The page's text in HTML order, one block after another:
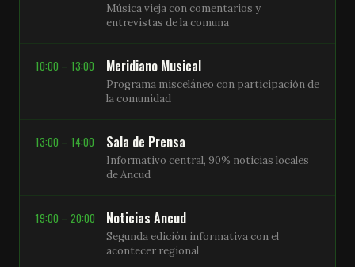
Música vieja con comentarios y
entrevistas de la comuna
10:00 – 13:00 Meridiano Musical
Programa misceláneo con participación de
la comunidad
13:00 – 14:00 Sala de Prensa
Informativo central, 90% noticias locales
de Ancud
19:00 – 20:00 Noticias Ancud
Segunda edición informativa con el
acontecer regional